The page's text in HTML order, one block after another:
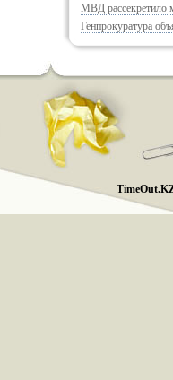
МВД рассекретило
Генпрокуратура